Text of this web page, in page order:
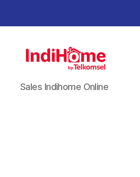
Sales Indihome Online